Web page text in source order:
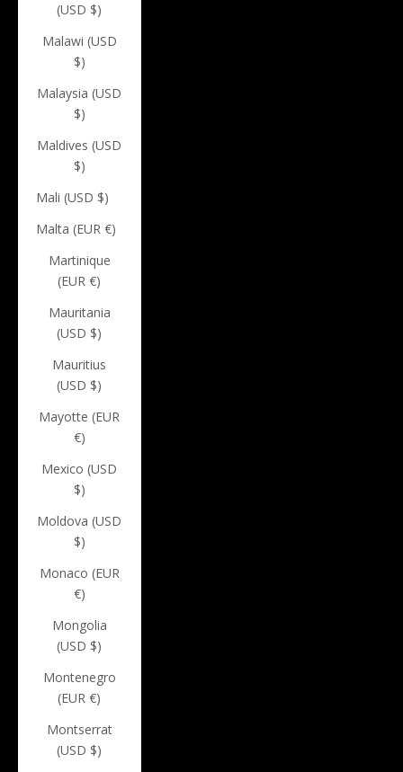
(USD $)
Malawi (USD
$)
Malaysia (USD
$)
Maldives (USD
$)
Mali (USD $)
Malta (EUR €)
Martinique
(EUR €)
Mauritania
(USD $)
Mauritius
(USD $)
Mayotte (EUR
€)
Mexico (USD
$)
Moldova (USD
$)
Monaco (EUR
€)
Mongolia
(USD $)
Montenegro
(EUR €)
Montserrat
(USD $)